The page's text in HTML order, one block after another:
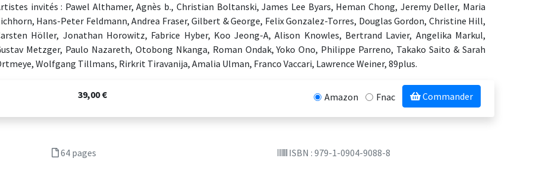
invités : Pawel Althamer, Agnès b., Christian Boltanski, James Lee Byars, Heman Chong, Jeremy Deller, Maria
Hans-Peter Feldmann, Andrea Fraser, Gilbert & George, Felix Gonzalez-Torres, Douglas Gordon, Christine Hill,
Höller, Jonathan Horowitz, Fabrice Hyber, Koo Jeong-A, Alison Knowles, Bertrand Lavier, Angelika Markul,
Metzger, Paulo Nazareth, Otobong Nkanga, Roman Ondak, Yoko Ono, Philippe Parreno, Takako Saito & Sarah
Wolfgang Tillmans, Rirkrit Tiravanija, Amalia Ulman, Franco Vaccari, Lawrence Weiner, 89plus.
39,00 € Amazon Fnac Commander
64 pages
ISBN : 979-1-0904-9088-8